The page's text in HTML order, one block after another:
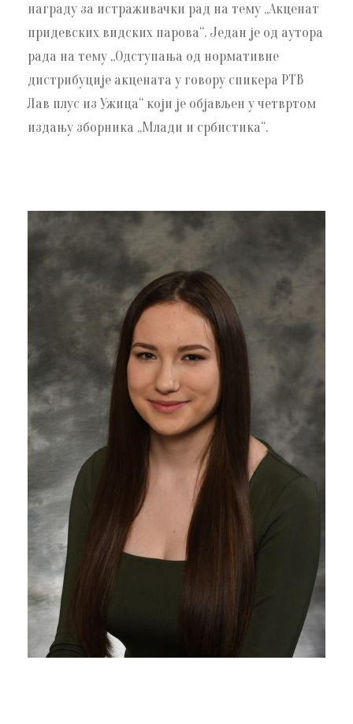
награду за истраживачки рад на тему „Акценат
придевских видских парова“. Један је од аутора
рада на тему „Одступања од нормативне
дистрибуције акцената у говору спикера РТВ
Лав плус из Ужица“ који је објављен у четвртом
издању зборника „Млади и србистика“.